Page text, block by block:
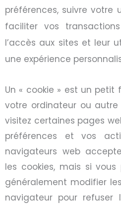
préférences, suivre votre
faciliter vos
l’accès aux sites et leur
une expérience
Un « cookie » est un petit
votre ordinateur ou
visitez certaines pages
préférences et vos
navigateurs web
les cookies, mais si vous
généralement modifier
navigateur pour refuser